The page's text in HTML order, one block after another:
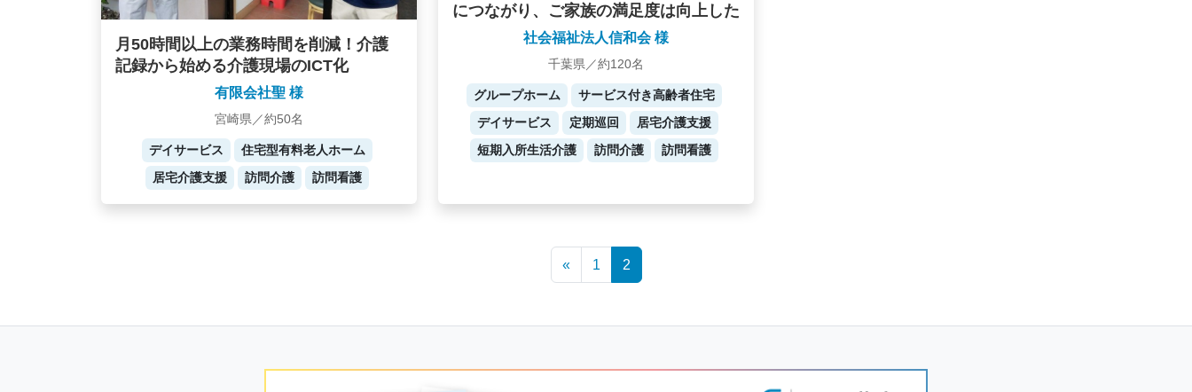
月50時間以上の業務時間を削減！介護
記録から始める介護現場のICT化
有限会社聖 様
宮崎県／約50名
デイサービス
住宅型有料老人ホーム
居宅介護支援
訪問介護 訪問看護
につながり、ご家族の満足度は向上した
社会福祉法人信和会 様
千葉県／約120名
グループホーム
サービス付き高齢者住宅
デイサービス
定期巡回
居宅介護支援
短期入所生活介護
訪問介護 訪問看護
« 1 2